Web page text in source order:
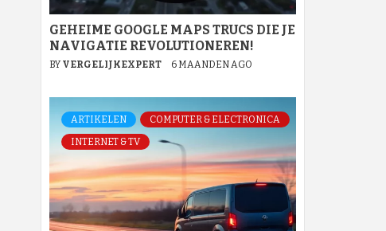
GEHEIME GOOGLE MAPS TRUCS DIE JE
NAVIGATIE REVOLUTIONEREN!
BY VERGELIJKEXPERT 6 MAANDEN AGO
ARTIKELEN
COMPUTER & ELECTRONICA
INTERNET & TV